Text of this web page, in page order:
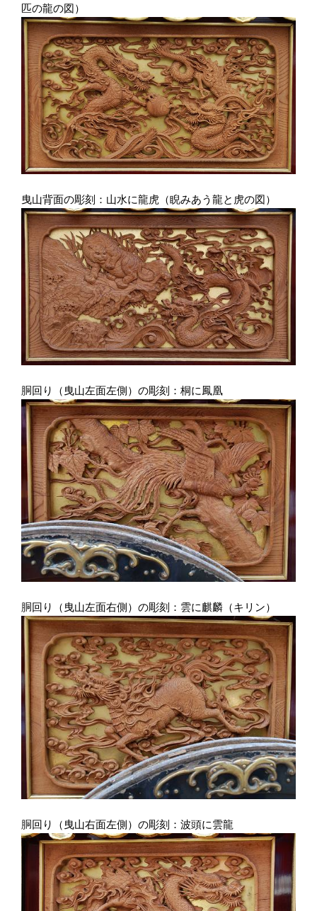
匹の龍の図）
曳山背面の彫刻：山水に龍虎（睨みあう龍と虎の図）
胴回り（曳山左面左側）の彫刻：桐に鳳凰
胴回り（曳山左面右側）の彫刻：雲に麒麟（キリン）
胴回り（曳山右面左側）の彫刻：波頭に雲龍